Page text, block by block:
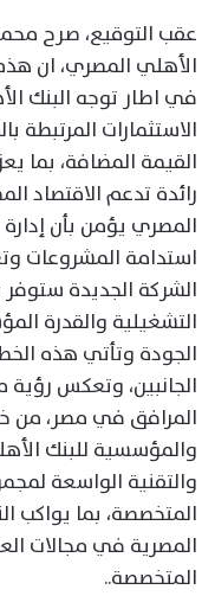
عقب التوقيع، صرح
الأهلي المصري، ان
في اطار توجه البنك
الاستثمارات المرتبطة
القيمة المضافة، بما
رائدة تدعم الاقتصاد
المصري يؤمن بأن
استدامة المشروعات
الشركة الجديدة ستوفر
التشغيلية والقدرة
الجودة وتأتي هذه
الجانبين، وتعكس
المرافق في مصر، من
والمؤسسية للبنك
والتقنية الواسعة
المتخصصة، بما يواكب
المصرية في مجالات
المتخصصة..